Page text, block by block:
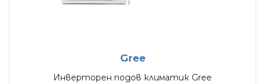
Gree
Инверторен подов климатик Gree